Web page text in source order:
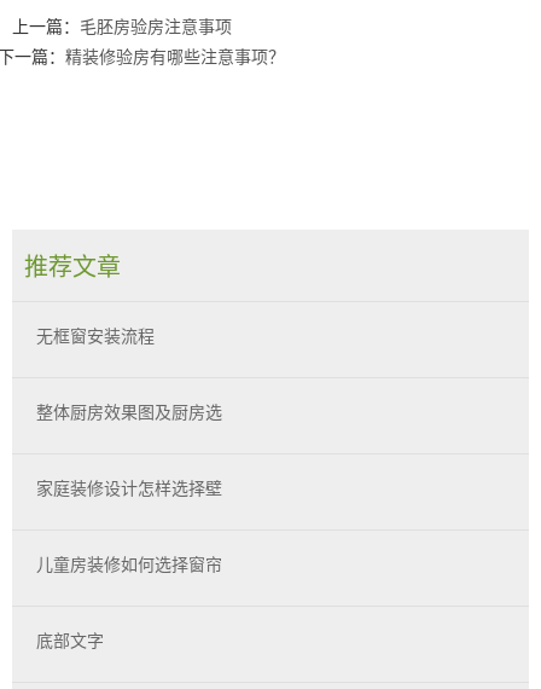
上一篇： 毛胚房验房注意事项
一篇： 精装修验房有哪些注意事项？
推荐文章
无框窗安装流程
整体厨房效果图及厨房选
家庭装修设计怎样选择壁
儿童房装修如何选择窗帘
底部文字